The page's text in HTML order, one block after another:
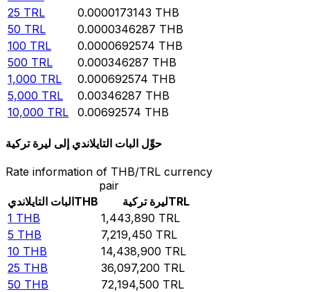
25 TRL 0.0000173143 THB
50 TRL 0.0000346287 THB
100 TRL 0.0000692574 THB
500 TRL 0.000346287 THB
1,000 TRL 0.000692574 THB
5,000 TRL 0.00346287 THB
10,000 TRL 0.00692574 THB
حوِّل البات التايلاندي إلى ليرة تركية
Rate information of THB/TRL currency
pair
البات التايلانديTHB ليرة تركيةTRL
1 THB 1,443,890 TRL
5 THB 7,219,450 TRL
10 THB 14,438,900 TRL
25 THB 36,097,200 TRL
50 THB 72,194,500 TRL